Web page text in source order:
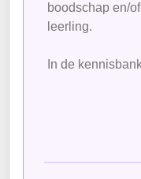
boodschap en/
leerling.
In de